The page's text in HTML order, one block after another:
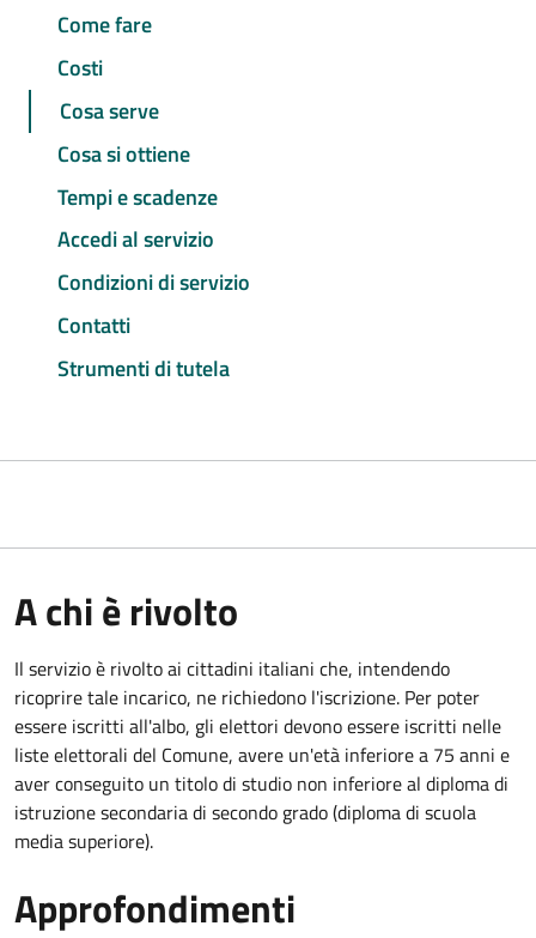
Come fare
Costi
Cosa serve
Cosa si ottiene
Tempi e scadenze
Accedi al servizio
Condizioni di servizio
Contatti
Strumenti di tutela
A chi è rivolto
Il servizio è rivolto ai cittadini italiani che, intendendo
ricoprire tale incarico, ne richiedono l'iscrizione. Per poter
essere iscritti all'albo, gli elettori devono essere iscritti nelle
liste elettorali del Comune, avere un'età inferiore a 75 anni e
aver conseguito un titolo di studio non inferiore al diploma di
istruzione secondaria di secondo grado (diploma di scuola
media superiore).
Approfondimenti